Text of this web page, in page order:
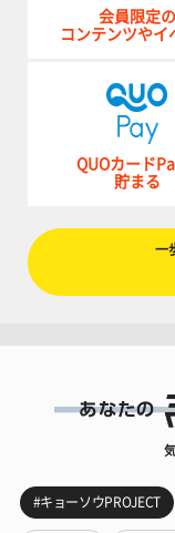
会員限定の
コンテンツやイ
QUOカード
貯まる
一
#キョーソウPROJECT